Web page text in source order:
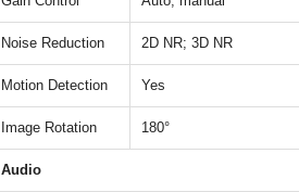
Noise Reduction 2D NR; 3D NR
Motion Detection Yes
Image Rotation 180°
Audio